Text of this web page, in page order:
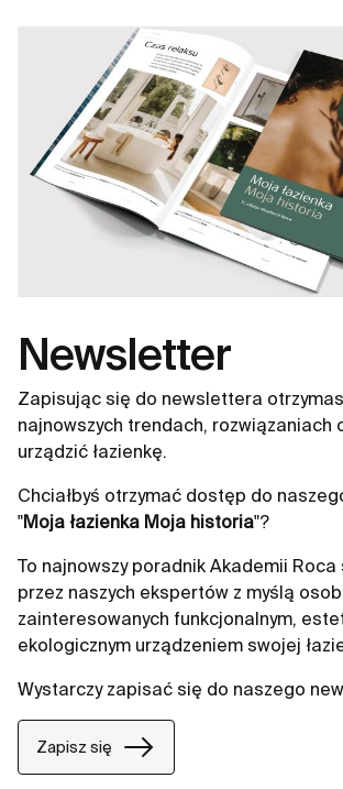
Newsletter
Zapisując się do newslettera
najnowszych trendach, rozwiązaniach
urządzić łazienkę.
Chciałbyś otrzymać dostęp do
"Moja łazienka Moja historia"?
To najnowszy poradnik Akademii Roca
przez naszych ekspertów z myślą
zainteresowanych funkcjonalnym,
ekologicznym urządzeniem swojej
Wystarczy zapisać się do naszego
Zapisz się